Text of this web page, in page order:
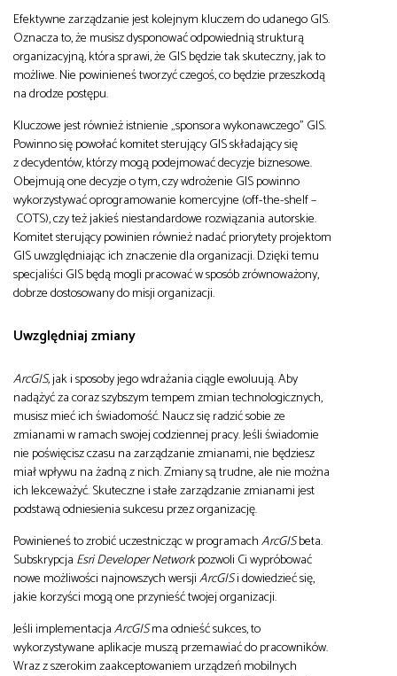
Efektywne zarządzanie jest kolejnym kluczem do udanego GIS.
Oznacza to, że musisz dysponować odpowiednią strukturą
organizacyjną, która sprawi, że GIS będzie tak skuteczny, jak to
możliwe. Nie powinieneś tworzyć czegoś, co będzie przeszkodą
na drodze postępu.
Kluczowe jest również istnienie „sponsora wykonawczego” GIS.
Powinno się powołać komitet sterujący GIS składający się
z decydentów, którzy mogą podejmować decyzje biznesowe.
Obejmują one decyzje o tym, czy wdrożenie GIS powinno
wykorzystywać oprogramowanie komercyjne (off-the-shelf –
COTS), czy też jakieś niestandardowe rozwiązania autorskie.
Komitet sterujący powinien również nadać priorytety projektom
GIS uwzględniając ich znaczenie dla organizacji. Dzięki temu
specjaliści GIS będą mogli pracować w sposób zrównoważony,
dobrze dostosowany do misji organizacji.
Uwzględniaj zmiany
ArcGIS,jak i sposoby jego wdrażania ciągle ewoluują. Aby
nadążyć za coraz szybszym tempem zmian technologicznych,
musisz mieć ich świadomość. Naucz się radzić sobie ze
zmianami w ramach swojej codziennej pracy. Jeśli świadomie
nie poświęcisz czasu na zarządzanie zmianami, nie będziesz
miał wpływu na żadną z nich. Zmiany są trudne, ale nie można
ich lekceważyć. Skuteczne i stałe zarządzanie zmianami jest
podstawą odniesienia sukcesu przez organizację.
Powinieneś to zrobić uczestnicząc w programachArcGISbeta.
Subskrypcja Esri Developer Networkpozwoli Ci wypróbować
nowe możliwości najnowszych wersjiArcGISi dowiedzieć się,
jakie korzyści mogą one przynieść twojej organizacji.
Jeśli implementacjaArcGISma odnieść sukces, to
wykorzystywane aplikacje muszą przemawiać do pracowników.
Wraz z szerokim zaakceptowaniem urządzeń mobilnych